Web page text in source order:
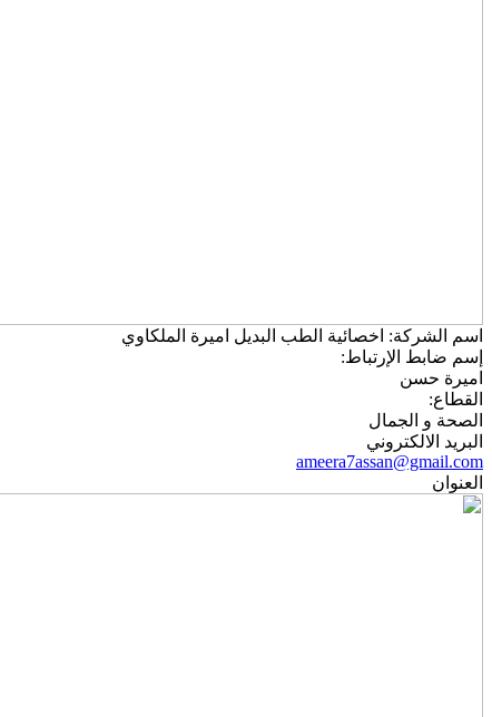
اسم الشركة: اخصائية الطب البديل اميرة الملكاوي
إسم ضابط الإرتباط:
اميرة حسن
القطاع:
الصحة و الجمال
البريد الالكتروني
ameera7assan@gmail.com
العنوان